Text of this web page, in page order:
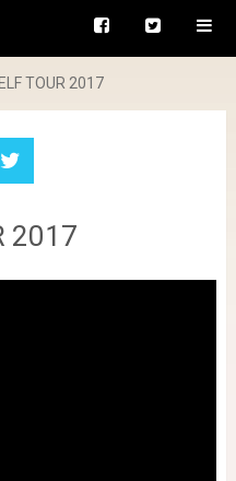
TOUR 2017
2017